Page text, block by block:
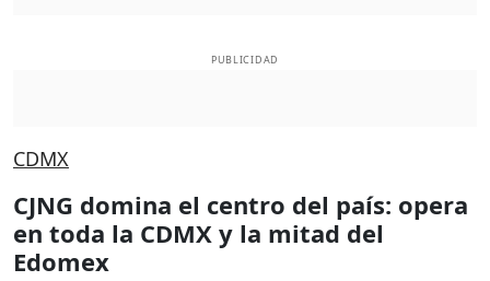
PUBLICIDAD
CDMX
CJNG domina el centro del país: opera
en toda la CDMX y la mitad del
Edomex